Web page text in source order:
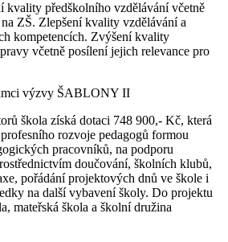
kvality předškolního vzdělávání včetně
ZŠ. Zlepšení kvality vzdělávání a
kompetencích. Zvýšení kvality
včetně posílení jejich relevance pro
výzvy ŠABLONY II
škola získá dotaci 748 900,- Kč, která
rozvoje pedagogů formou
pracovníků, na podporu
doučování, školních klubů,
pořádání projektových dnů ve škole i
na další vybavení školy. Do projektu
mateřská škola a školní družina